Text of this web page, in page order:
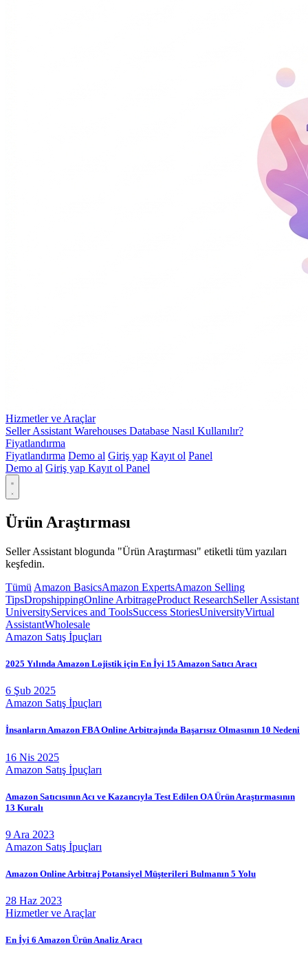
Hizmetler ve Araçlar
Seller Assistant Warehouses Database Nasıl Kullanılır?
Fiyatlandırma
Fiyatlandırma Demo al Giriş yap Kayıt ol Panel
Demo al Giriş yap Kayıt ol Panel
Ürün Araştırması
Seller Assistant blogunda "Ürün Araştırması" etiketli tüm yazıları
keşfedin.
Tümü Amazon BasicsAmazon ExpertsAmazon Selling
TipsDropshippingOnline ArbitrageProduct ResearchSeller Assistant
UniversityServices and ToolsSuccess StoriesUniversityVirtual
AssistantWholesale
Amazon Satış İpuçları
2025 Yılında Amazon Lojistik için En İyi 15 Amazon Satıcı Aracı
6 Şub 2025
Amazon Satış İpuçları
İnsanların Amazon FBA Online Arbitrajında Başarısız Olmasının 10 Nedeni
16 Nis 2025
Amazon Satış İpuçları
Amazon Satıcısının Acı ve Kazancıyla Test Edilen OA Ürün Araştırmasının
13 Kuralı
9 Ara 2023
Amazon Satış İpuçları
Amazon Online Arbitraj Potansiyel Müşterileri Bulmanın 5 Yolu
28 Haz 2023
Hizmetler ve Araçlar
En İyi 6 Amazon Ürün Analiz Aracı